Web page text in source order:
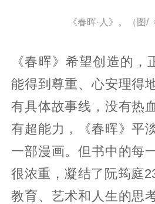
《春晖·人》。（图/
《春晖》希望创造的，
能得到尊重、心安理得
有具体故事线，没有热
有超能力，《春晖》平
一部漫画。但书中的每
很浓重，凝结了阮筠庭
教育、艺术和人生的思